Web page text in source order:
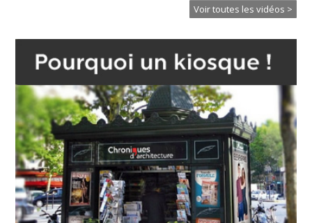
Voir toutes les vidéos >